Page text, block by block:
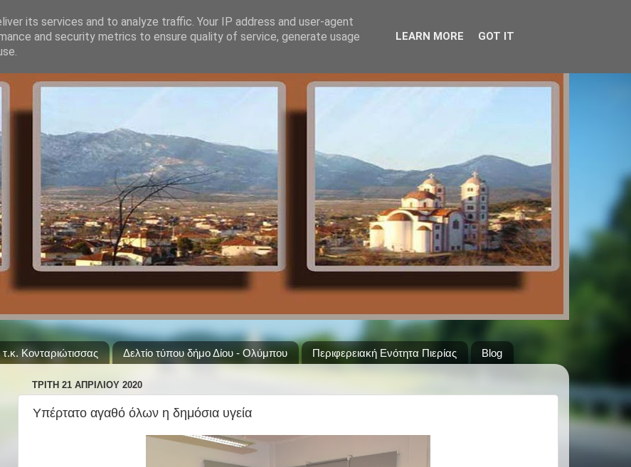
Κονταριώτισσας Δελτίο τύπου δήμο Δίου - Ολύμπου Περιφερειακή Ενότητα Πιερίας Blog
ΤΡΊΤΗ 21 ΑΠΡΙΛΊΟΥ 2020
Υπέρτατο αγαθό όλων η δημόσια υγεία
its services and to analyze traffic. Your IP address and user-agent
and security metrics to ensure quality of service, generate usage
LEARN MORE GOT IT